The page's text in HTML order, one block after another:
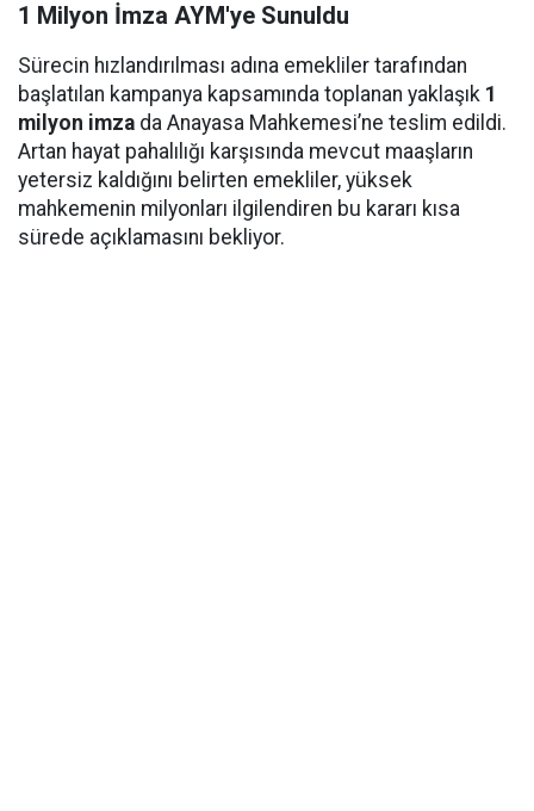
1 Milyon İmza AYM'ye Sunuldu
Sürecin hızlandırılması adına emekliler tarafından
başlatılan kampanya kapsamında toplanan yaklaşık 1
milyon imza da Anayasa Mahkemesi’ne teslim edildi.
Artan hayat pahalılığı karşısında mevcut maaşların
yetersiz kaldığını belirten emekliler, yüksek
mahkemenin milyonları ilgilendiren bu kararı kısa
sürede açıklamasını bekliyor.